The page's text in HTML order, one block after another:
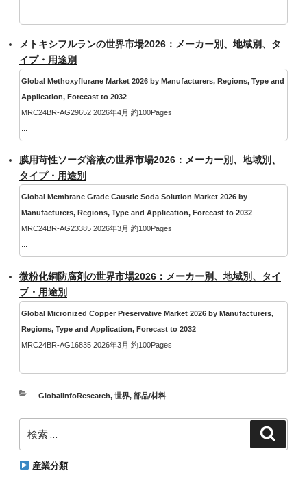
メトキシフルランの世界市場2026：メーカー別、地域別、タ
イプ・用途別
Global Methoxyflurane Market 2026 by Manufacturers, Regions, Type and
Application, Forecast to 2032
MRC24BR-AG29652 2026年4月 約100Pages
膜用苛性ソーダ溶液の世界市場2026：メーカー別、地域別、
タイプ・用途別
Global Membrane Grade Caustic Soda Solution Market 2026 by
Manufacturers, Regions, Type and Application, Forecast to 2032
MRC24BR-AG23385 2026年3月 約100Pages
微粉化銅防腐剤の世界市場2026：メーカー別、地域別、タイ
プ・用途別
Global Micronized Copper Preservative Market 2026 by Manufacturers,
Regions, Type and Application, Forecast to 2032
MRC24BR-AG16835 2026年3月 約100Pages
カ
リ
GlobalInfoResearch, 世界, 部品/材料
索:
産業分類